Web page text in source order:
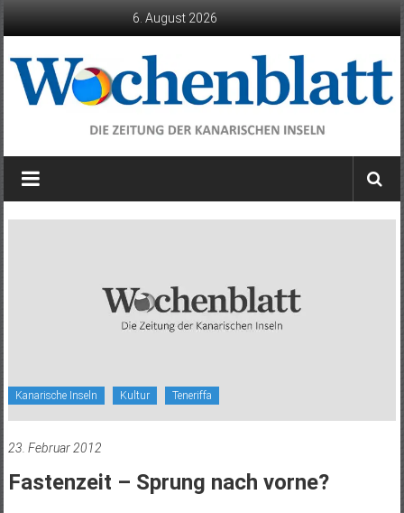
6. August 2026
Wochenblatt
die
Kanarische Inseln Kultur Teneriffa
23. Februar 2012
Fastenzeit – Sprung nach vorne?